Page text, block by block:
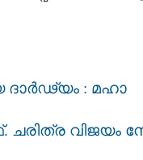
: മഹാ
വി​ജ​യം